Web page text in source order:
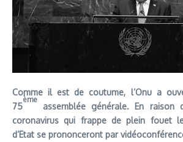
Comme il est de coutume, l’Onu a
75
ème
assemblée générale. En raison
coronavirus qui frappe de plein fouet
d’Etat se prononceront par